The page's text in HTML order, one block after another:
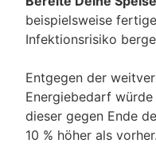
beispielsweise
Infektionsrisiko
Entgegen der
Energiebedarf
dieser gegen Ende
10 % höher als vorher.